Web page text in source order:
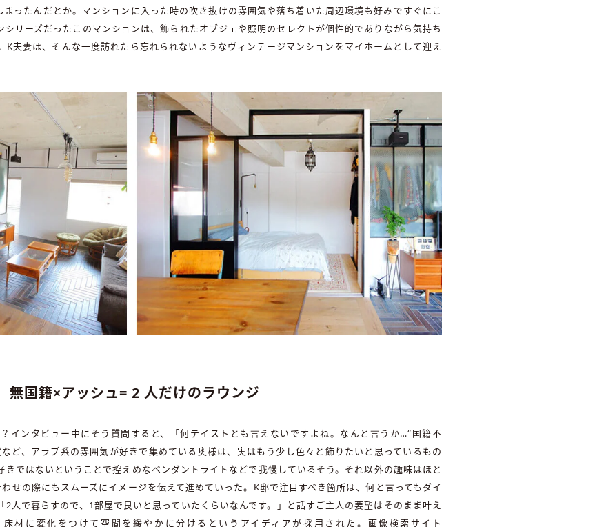
ったんだとか。マンションに入った時の吹き抜けの雰囲気や落ち着いた周辺環境も好みですぐにこ
リーズだったこのマンションは、飾られたオブジェや照明のセレクトが個性的でありながら気持ち
K夫妻は、そんな一度訪れたら忘れられないようなヴィンテージマンションをマイホームとして迎え
無国籍×アッシュ= 2 人だけのラウンジ
インタビュー中にそう質問すると、「何テイストとも言えないですよね。なんと言うか…“国籍不
ど、アラブ系の雰囲気が好きで集めている奥様は、実はもう少し色々と飾りたいと思っているもの
ではないということで控えめなペンダントライトなどで我慢しているそう。それ以外の趣味はほと
せの際にもスムーズにイメージを伝えて進めていった。K邸で注目すべき箇所は、何と言ってもダイ
人で暮らすので、1部屋で良いと思っていたくらいなんです。」と話すご主人の要望はそのまま叶え
材に変化をつけて空間を緩やかに分けるというアイディアが採用された。画像検索サイト